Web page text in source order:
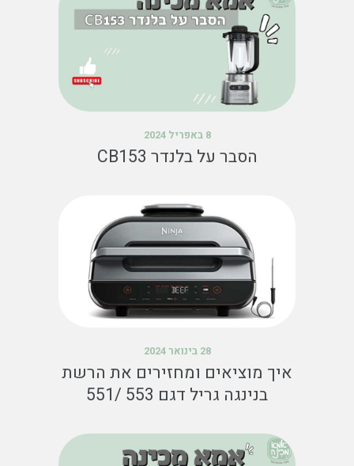
8 באפריל 2024
הסבר על בלנדר CB153
28 בינואר 2024
איך מוציאים ומחזירים את הרשת
בנינגה גריל דגם 553 /551